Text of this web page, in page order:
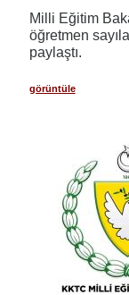
Milli Eğitim
öğretmen
paylaştı.
görüntüle